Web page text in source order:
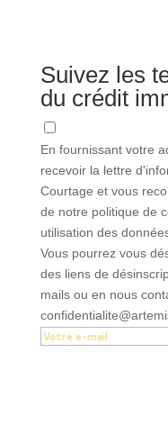
Suivez les
du crédit
En fournissant votre
recevoir la lettre
Courtage et vous
de notre politique de
utilisation des
Vous pourrez vous
des liens de
mails ou en nous